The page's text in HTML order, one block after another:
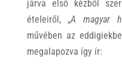
járva első kézből
ételeiről, „A magyar
művében az
megalapozva így ír: